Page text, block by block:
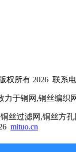
权所有 2026 联系
于铜网,铜丝编织
丝过滤网,铜丝方
mituo.cn